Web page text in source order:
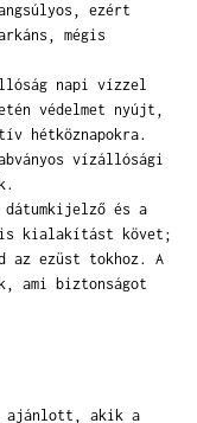
ezért
mégis
napi vízzel
védelmet nyújt,
hétköznapokra.
vízállósági
dátumkijelző és a
kialakítást követ;
az ezüst tokhoz. A
ami biztonságot
ajánlott, akik a